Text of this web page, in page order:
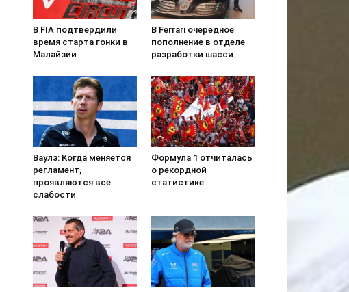
В FIA подтвердили
время старта гонки в
Малайзии
В Ferrari очередное
пополнение в отделе
разработки шасси
Ваулз: Когда меняется
регламент,
проявляются все
слабости
Формула 1 отчиталась
о рекордной
статистике